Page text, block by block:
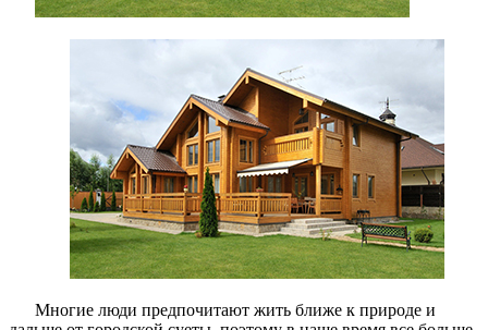
Многие люди предпочитают жить ближе к природе и